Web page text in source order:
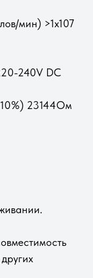
мин) >1х107
240V DC
23144Ом